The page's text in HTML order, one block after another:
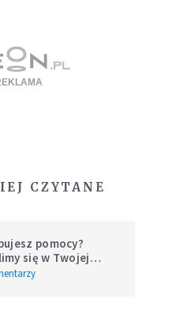
CZYTANE
pomocy?
się w Twojej